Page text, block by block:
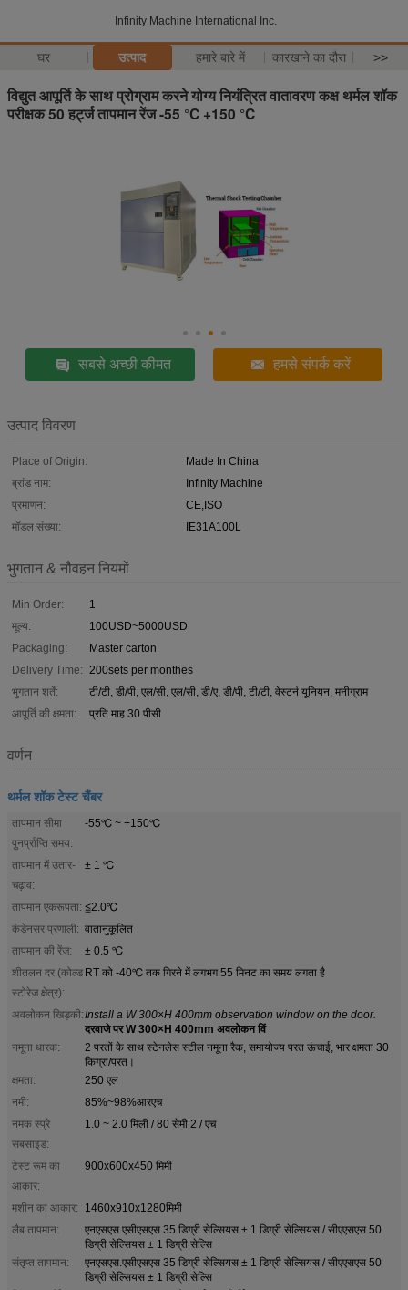
Infinity Machine International Inc.
घर उत्पाद हमारे बारे में कारखाने का दौरा >>
विद्युत आपूर्ति के साथ प्रोग्राम करने योग्य नियंत्रित वातावरण कक्ष थर्मल शॉक
परीक्षक 50 हर्ट्ज तापमान रेंज -55 °C +150 °C
सबसे अच्छी कीमत हमसे संपर्क करें
उत्पाद विवरण
Place of Origin:
Made In China
ब्रांड नाम:
Infinity Machine
प्रमाणन:
CE,ISO
मॉडल संख्या:
IE31A100L
भुगतान & नौवहन नियमों
Min Order:
1
मूल्य:
100USD~5000USD
Packaging:
Master carton
Delivery Time: 200sets per monthes
भुगतान शर्तें:
टी/टी, डी/पी, एल/सी, एल/सी, डी/ए, डी/पी, टी/टी, वेस्टर्न यूनियन, मनीग्राम
आपूर्ति की क्षमता:
प्रति माह 30 पीसी
वर्णन
थर्मल शॉक टेस्ट चैंबर
तापमान सीमा
पुनर्प्राप्ति समय:
-55℃ ~ +150℃
तापमान में उतार-
चढ़ाव:
± 1 ℃
तापमान एकरूपता: ≦2.0℃
कंडेनसर प्रणाली: वातानुकूलित
तापमान की रेंज:
± 0.5 ℃
शीतलन दर (कोल्ड
स्टोरेज क्षेत्र):
RT को -40℃ तक गिरने में लगभग 55 मिनट का समय लगता है
अवलोकन खिड़की:Install a W 300×H 400mm observation window on the door.
दरवाजे पर W 300×H 400mm अवलोकन विं
नमूना धारक:
2 परतों के साथ स्टेनलेस स्टील नमूना रैक, समायोज्य परत ऊंचाई, भार क्षमता 30
किग्रा/परत।
क्षमता:
250 एल
नमी:
85%~98%आरएच
नमक स्प्रे
सबसाइड:
1.0 ~ 2.0 मिली / 80 सेमी 2 / एच
टेस्ट रूम का
आकार:
900x600x450 मिमी
मशीन का आकार:
1460x910x1280मिमी
लैब तापमान:
एनएसएस.एसीएसएस 35 डिग्री सेल्सियस ± 1 डिग्री सेल्सियस / सीएएसएस 50
डिग्री सेल्सियस ± 1 डिग्री सेल्सि
संतृप्त तापमान:
एनएसएस.एसीएसएस 35 डिग्री सेल्सियस ± 1 डिग्री सेल्सियस / सीएएसएस 50
डिग्री सेल्सियस ± 1 डिग्री सेल्सि